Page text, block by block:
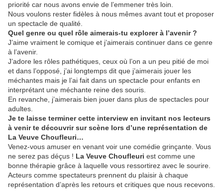
priorité car nous avons envie de l’emmener très loin.
Nous voulons rester fidèles à nous mêmes avant tout et proposer
un spectacle de qualité.
Quel genre ou quel rôle aimerais-tu explorer à l’avenir ?
J’aime vraiment le comique et j’aimerais continuer dans ce genre
à l’avenir.
J’adore les rôles pathétiques, ceux où l’on a un peu pitié de moi
et dans l’opposé, j’ai longtemps dit que j’aimerais jouer les
méchantes mais je l’ai fait dans un spectacle pour enfants en
interprétant une méchante reine des souris.
En revanche, j’aimerais bien jouer dans plus de spectacles pour
adultes.
Je te laisse terminer cette interview en invitant nos lecteurs
à venir te découvrir sur scène lors d’une représentation de
La Veuve Choufleuri…
Venez-vous amuser en venant voir une comédie grinçante. Vous
ne serez pas déçus ! La Veuve Choufleuri est comme une
bonne thérapie grâce à laquelle vous ressortirez avec le sourire.
Acteurs comme spectateurs prennent du plaisir à chaque
représentation d’après les retours et critiques que nous recevons.